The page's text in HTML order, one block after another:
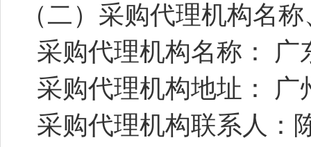
（二）采购代理机构名
采购代理机构名称：
采购代理机构地址： 广
采购代理机构联系人：